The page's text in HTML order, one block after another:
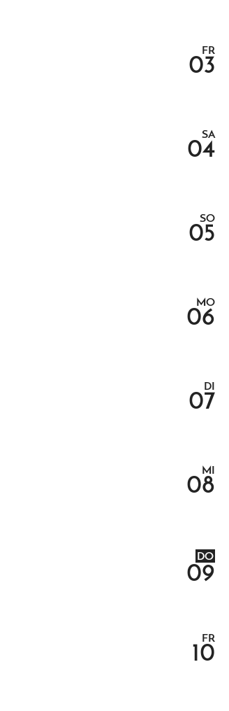
FR
03
SA
04
SO
05
MO
06
DI
07
MI
08
DO
09
FR
10